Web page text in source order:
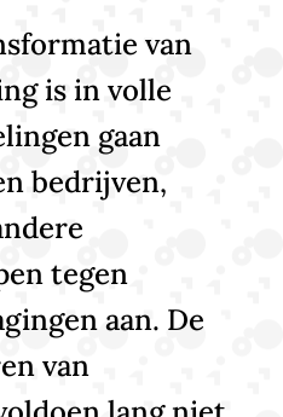
van
is in volle
gaan
bedrijven,
tegen
aan. De
van